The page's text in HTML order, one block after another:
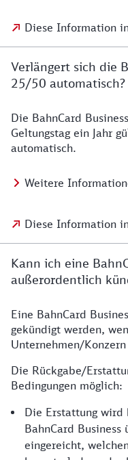
Diese Information
Verlängert sich die
25/50 automatisch?
Die BahnCard
Geltungstag ein Jahr
automatisch.
Weitere
Diese Information
Kann ich eine
außerordentlich
Eine BahnCard
gekündigt werden,
Unternehmen/
Die Rückgabe/
Bedingungen möglich:
Die Erstattung
BahnCard
eingereicht,